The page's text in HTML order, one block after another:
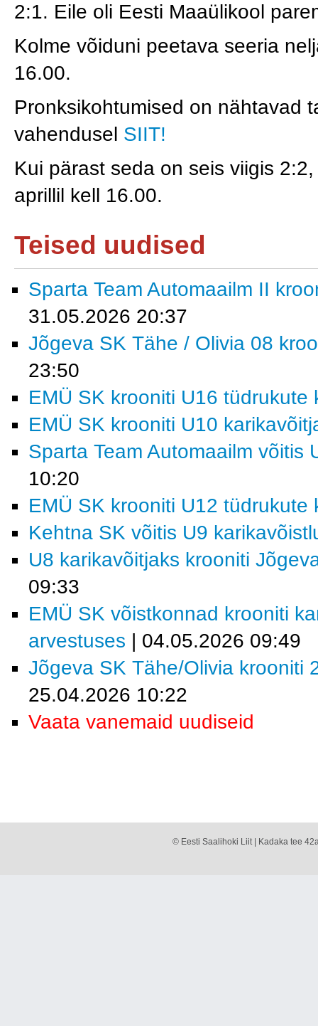
2:1. Eile oli Eesti Maaülikool
Kolme võiduni peetava seeria
16.00.
Pronksikohtumised on nähtavad
vahendusel SIIT!
Kui pärast seda on seis viigis
aprillil kell 16.00.
Teised uudised
Sparta Team Automaailm II
31.05.2026 20:37
Jõgeva SK Tähe / Olivia 08
23:50
EMÜ SK krooniti U16 tüdrukute
EMÜ SK krooniti U10
Sparta Team Automaailm võitis
10:20
EMÜ SK krooniti U12 tüdrukute
Kehtna SK võitis U9
U8 karikavõitjaks krooniti
09:33
EMÜ SK võistkonnad krooniti
arvestuses | 04.05.2026 09:49
Jõgeva SK Tähe/Olivia krooniti
25.04.2026 10:22
Vaata vanemaid uudiseid
© Eesti Saalihoki Liit | Kadaka tee